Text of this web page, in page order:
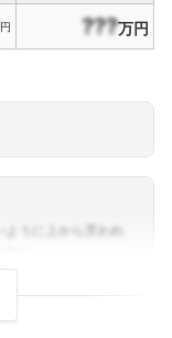
円 ???万円